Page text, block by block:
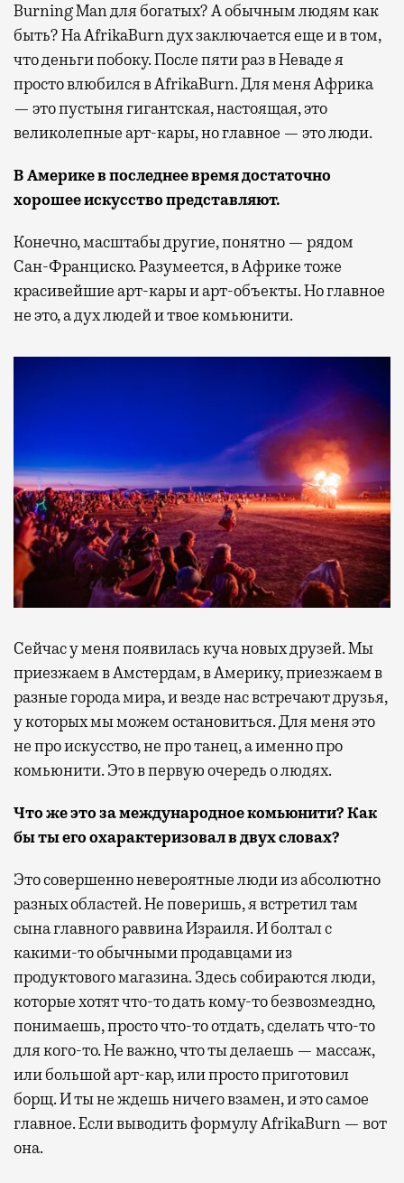
Burning Man для богатых? А обычным людям как
быть? На AfrikaBurn дух заключается еще и в том,
что деньги побоку. После пяти раз в Неваде я
просто влюбился в AfrikaBurn. Для меня Африка
— это пустыня гигантская, настоящая, это
великолепные арт-кары, но главное — это люди.
В Америке в последнее время достаточно
хорошее искусство представляют.
Конечно, масштабы другие, понятно — рядом
Сан-Франциско. Разумеется, в Африке тоже
красивейшие арт-кары и арт-объекты. Но главное
не это, а дух людей и твое комьюнити.
Сейчас у меня появилась куча новых друзей. Мы
приезжаем в Амстердам, в Америку, приезжаем в
разные города мира, и везде нас встречают друзья,
у которых мы можем остановиться. Для меня это
не про искусство, не про танец, а именно про
комьюнити. Это в первую очередь о людях.
Что же это за международное комьюнити? Как
бы ты его охарактеризовал в двух словах?
Это совершенно невероятные люди из абсолютно
разных областей. Не поверишь, я встретил там
сына главного раввина Израиля. И болтал с
какими-то обычными продавцами из
продуктового магазина. Здесь собираются люди,
которые хотят что-то дать кому-то безвозмездно,
понимаешь, просто что-то отдать, сделать что-то
для кого-то. Не важно, что ты делаешь — массаж,
или большой арт-кар, или просто приготовил
борщ. И ты не ждешь ничего взамен, и это самое
главное. Если выводить формулу AfrikaBurn — вот
она.